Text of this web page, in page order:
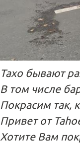
Тахо бывают
В том числе
Покрасим так,
Привет от
Хотите Вам